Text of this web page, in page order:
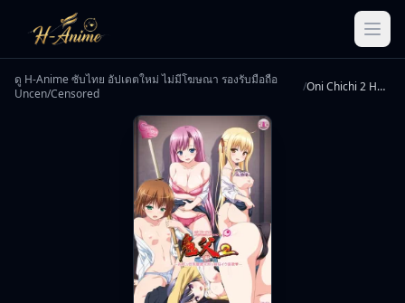
ดู H-Anime ซับไทย อัปเดตใหม่ ไม่มีโฆษณา รองรับมือถือ
Uncen/Censored
/ Oni Chichi 2 Harvest